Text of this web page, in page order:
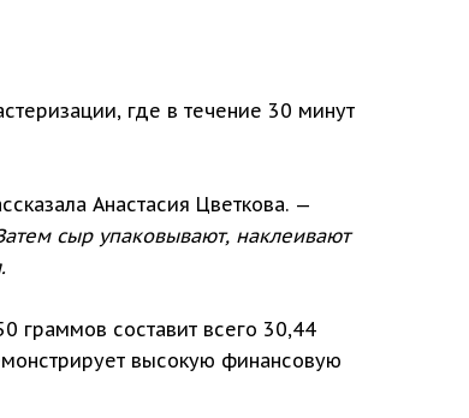
где в течение 30 минут
Анастасия Цветкова. —
сыр упаковывают, наклеивают
граммов составит всего 30,44
высокую финансовую